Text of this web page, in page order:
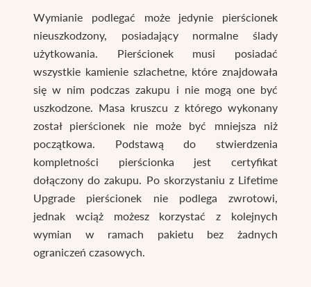
Wymianie podlegać może jedynie pierścionek
nieuszkodzony, posiadający normalne ślady
użytkowania. Pierścionek musi posiadać
wszystkie kamienie szlachetne, które znajdowała
się w nim podczas zakupu i nie mogą one być
uszkodzone. Masa kruszcu z którego wykonany
został pierścionek nie może być mniejsza niż
początkowa. Podstawą do stwierdzenia
kompletności pierścionka jest certyfikat
dołączony do zakupu. Po skorzystaniu z Lifetime
Upgrade pierścionek nie podlega zwrotowi,
jednak wciąż możesz korzystać z kolejnych
wymian w ramach pakietu bez żadnych
ograniczeń czasowych.